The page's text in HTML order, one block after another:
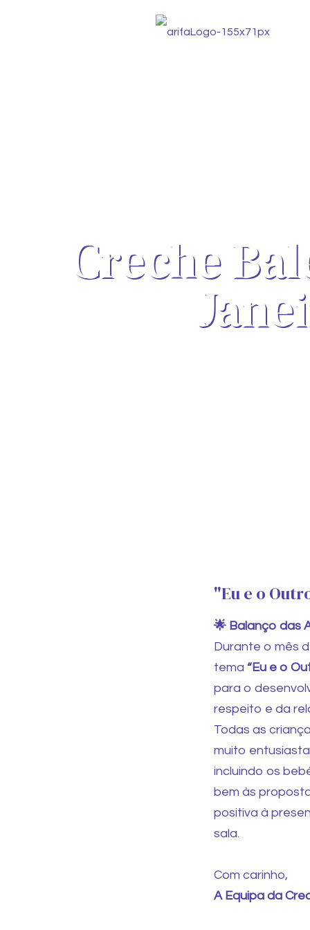
Creche
"Eu e o
🌟 Balanço das
Durante o mês
tema “Eu e o
para o
respeito e da
Todas as
muito
incluindo os
bem às
positiva à
sala.
Com carinho,
A Equipa da